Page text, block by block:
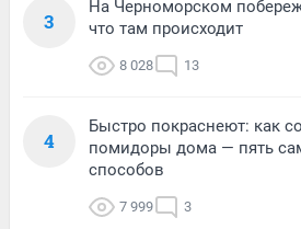
3
На Черноморском
что там происходит
8 028 13
4
Быстро покраснеют: как
помидоры дома — пять
способов
7 999 3